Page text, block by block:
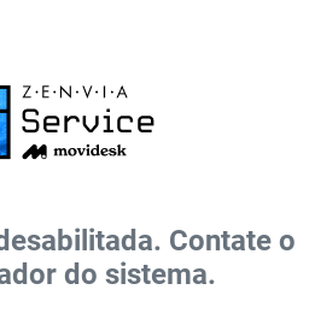
Contate o
do sistema.